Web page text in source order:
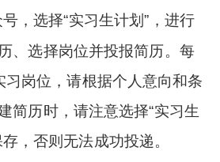
，选择“实习生计划”，进行
、选择岗位并投报简历。每
习岗位，请根据个人意向和条
简历时，请注意选择“实习生
，否则无法成功投递。